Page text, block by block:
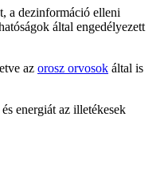
a dezinformáció elleni
által engedélyezett
az orosz orvosok által is
energiát az illetékesek